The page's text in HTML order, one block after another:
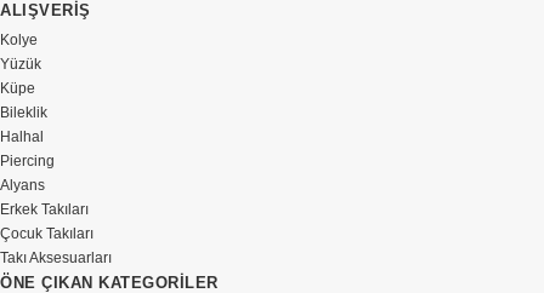
ALIŞVERİŞ
Kolye
Yüzük
Küpe
Bileklik
Halhal
Piercing
Alyans
Erkek Takıları
Çocuk Takıları
Takı Aksesuarları
ÖNE ÇIKAN KATEGORİLER